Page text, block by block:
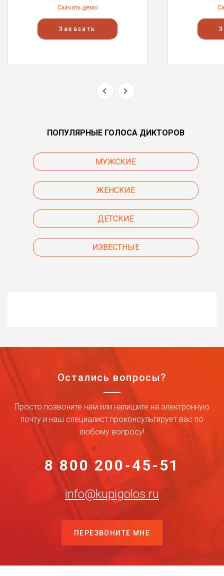
Скачать демо
Заказать
ПОПУЛЯРНЫЕ ГОЛОСА ДИКТОРОВ
МУЖСКИЕ
ЖЕНСКИЕ
ДЕТСКИЕ
ИЗВЕСТНЫЕ
Остались вопросы?
Просто позвоните нам или напишите на электронную
почту и наш специалист проконсультирует вас по
любому вопросу!
8 800 200-45-51
info@kupigolos.ru
ПЕРЕЗВОНИТЕ МНЕ